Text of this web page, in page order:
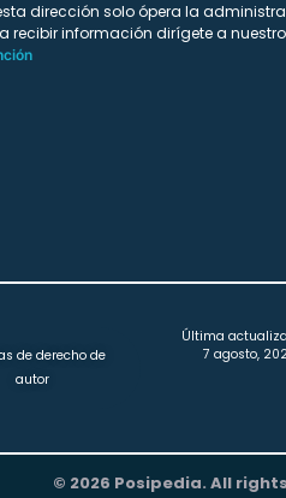
dirección solo ópera la
recibir información dirígete a
de derecho de
autor
Última
7 agosto,
© 2026 Posipedia. All